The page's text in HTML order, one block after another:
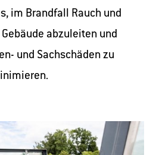
im Brandfall Rauch und
abzuleiten und
und Sachschäden zu